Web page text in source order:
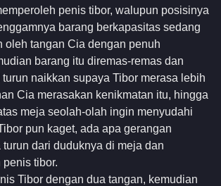
penis tibor, walupun posisinya
barang berkapasitas sedang
oleh tangan Cia dengan penuh
barang itu diremas-remas dan
naikkan supaya Tibor merasa lebih
Cia merasakan kenikmatan itu, hingga
meja seolah-olah ingin menyudahi
pun kaget, ada apa gerangan
dari duduknya di meja dan
penis tibor.
Tibor dengan dua tangan, kemudian